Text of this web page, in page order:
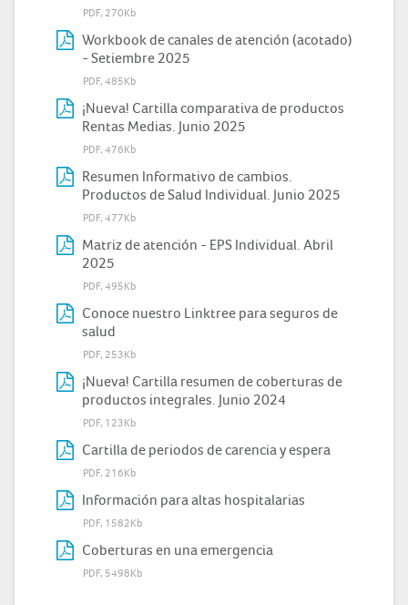
PDF, 270Kb
Workbook de canales de atención (acotado)
- Setiembre 2025
PDF, 485Kb
¡Nueva! Cartilla comparativa de productos
Rentas Medias. Junio 2025
PDF, 476Kb
Resumen Informativo de cambios.
Productos de Salud Individual. Junio 2025
PDF, 477Kb
Matriz de atención - EPS Individual. Abril
2025
PDF, 495Kb
Conoce nuestro Linktree para seguros de
salud
PDF, 253Kb
¡Nueva! Cartilla resumen de coberturas de
productos integrales. Junio 2024
PDF, 123Kb
Cartilla de periodos de carencia y espera
PDF, 216Kb
Información para altas hospitalarias
PDF, 1582Kb
Coberturas en una emergencia
PDF, 5498Kb